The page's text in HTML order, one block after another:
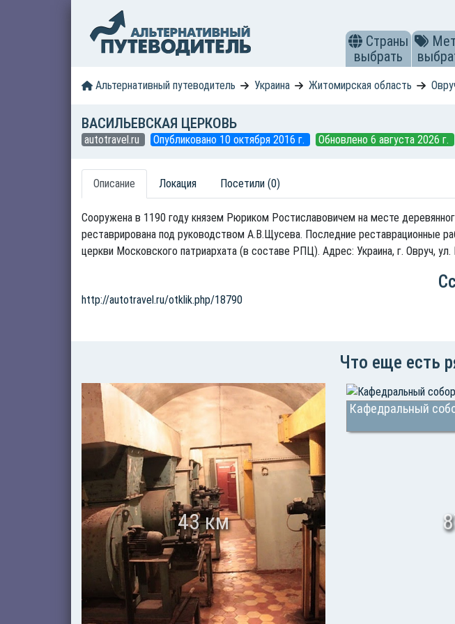
Страны
выбрать
Альтернативный путеводитель Украина Житомирская область
ВАСИЛЬЕВСКАЯ ЦЕРКОВЬ
autotravel.ru Опубликовано 10 октября 2016 г. Обновлено 6 августа 2026 г.
Описание Локация Посетили (0)
Сооружена в 1190 году князем Рюриком Ростиславовичем на месте
реставрирована под руководством А.В.Щусева. Последние реставрационные
церкви Московского патриархата (в составе РПЦ). Адрес: Украина, г. Овруч, ул.
http://autotravel.ru/otklik.php/18790
Что еще есть
43 км
Кафедральный